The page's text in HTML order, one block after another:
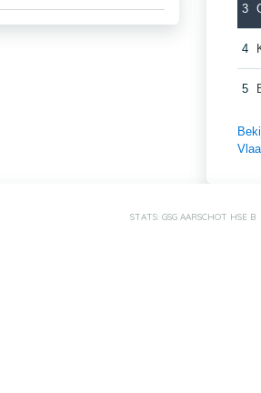
3
4
5
STATS: GSG AARSCHOT HSE B